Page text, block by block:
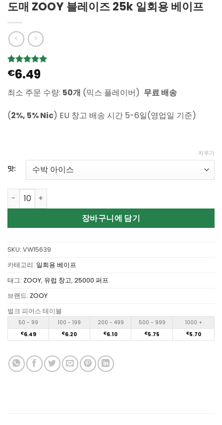
도매 ZOOY 블레이즈 25k 일회용 베이프
5개의 고객
평가를 기
만점에
1
점
됨
€6.49
최소 주문 수량: 50개 (믹스 플레이버) 무료 배송
(2%, 5% Nic) EU 창고 배송 시간 5-6일(영업일 기준)
맛:
지우기
Wholesale ZOOY Blaze 25k Disposable Vape 수량
장바구니에 담기
SKU: VW15639
카테고리: 일회용 베이프
태그: ZOOY, 유럽 창고, 25000 퍼프
브랜드: ZOOY
벌크 피어스 테이블
50 - 99 100 - 199 200 - 499 500 - 999 1000 +
€6.49 €6.20 €6.10 €5.75 €5.70